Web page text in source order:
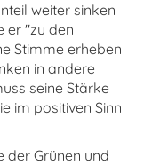
weiter sinken
er "zu den
Stimme erheben
in andere
seine Stärke
im positiven Sinn
der Grünen und